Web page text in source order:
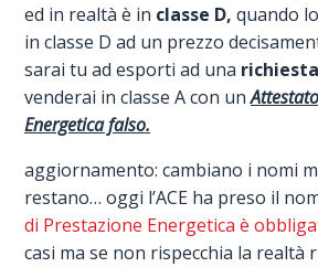
ed in realtà è in classe D, quando
in classe D ad un prezzo
sarai tu ad esporti ad una
venderai in classe A con un
Energetica falso.
aggiornamento: cambiano i nomi
restano… oggi l’ACE ha preso il
di Prestazione Energetica è
casi ma se non rispecchia la realtà